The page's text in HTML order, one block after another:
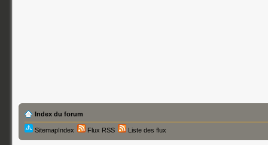
Index du forum
SitemapIndex Flux RSS Liste des flux